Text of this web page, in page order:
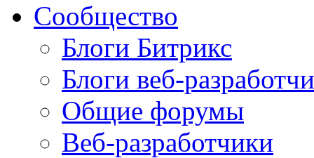
Сообщество
Блоги Битрикс
Блоги веб-
Общие форумы
Веб-разработчики